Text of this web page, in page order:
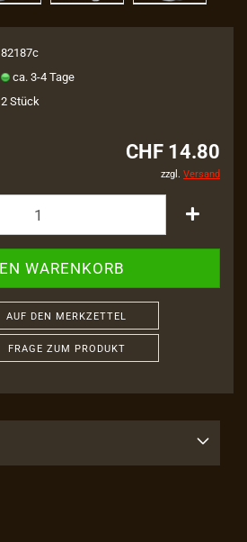
82187c
ca. 3-4 Tage
2Stück
CHF 14.80
zzgl. Versand
AUF DEN MERKZETTEL
FRAGE ZUM PRODUKT